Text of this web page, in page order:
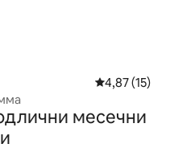
Просечна
4,87 (15)
месечни